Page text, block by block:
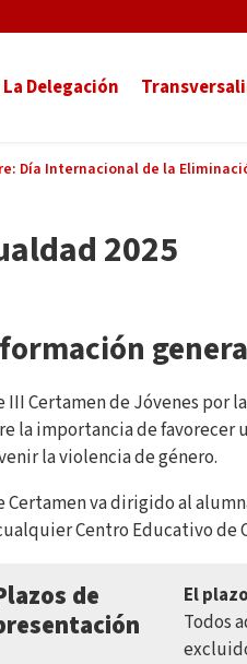
La Delegación
Día Internacional de la
2025
III Certamen de Jóvenes
la importancia de favorecer
la violencia de género.
Certamen va dirigido al
Centro Educativo de
de
El
Todos